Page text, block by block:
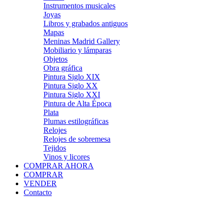
Instrumentos musicales
Joyas
Libros y grabados antiguos
Mapas
Meninas Madrid Gallery
Mobiliario y lámparas
Objetos
Obra gráfica
Pintura Siglo XIX
Pintura Siglo XX
Pintura Siglo XXI
Pintura de Alta Época
Plata
Plumas estilográficas
Relojes
Relojes de sobremesa
Tejidos
Vinos y licores
COMPRAR AHORA
COMPRAR
VENDER
Contacto